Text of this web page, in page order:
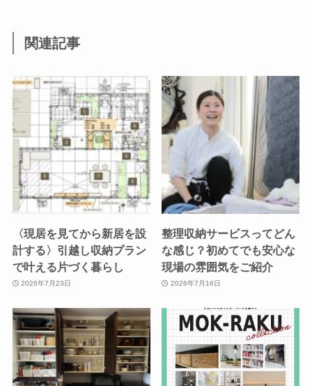
関連記事
〈現居を見てから新居を設
計する〉引越し収納プラン
で叶える片づく暮らし
2026年7月23日
整理収納サービスってどん
な感じ？初めてでも安心な
現場の雰囲気をご紹介
2026年7月16日